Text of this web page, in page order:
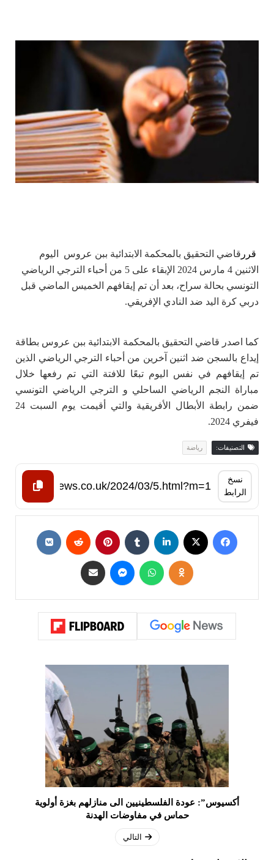
قرر قاضي التحقيق بالمحكمة الابتدائية ببن عروس اليوم
الاثنين 4 مارس 2024 الإبقاء على 5 من أحباء الترجي الرياضي
التونسي بحالة سراح، بعد أن تم إيقافهم الخميس الماضي قبل
دربي كرة اليد ضد النادي الإفريقي.
كما اصدر قاضي التحقيق بالمحكمة الابتدائية ببن عروس بطاقة
إيداع بالسجن ضد اثنين آخرين من أحباء الترجي الرياضي الذين
تم إيقافهم في نفس اليوم تبعًا للافتة التي تم رفعها خلال
مباراة النجم الرياضي الساحلي و الترجي الرياضي التونسي
ضمن رابطة الأبطال الأفريقية والتي أقيمت يوم السبت 24
فيفري 2024.
التصنيفات: رياضة
نسخ
الرابط
أكسيوس”: عودة الفلسطينيين الى منازلهم بغزة أولوية
حماس في مفاوضات الهدنة
التالي